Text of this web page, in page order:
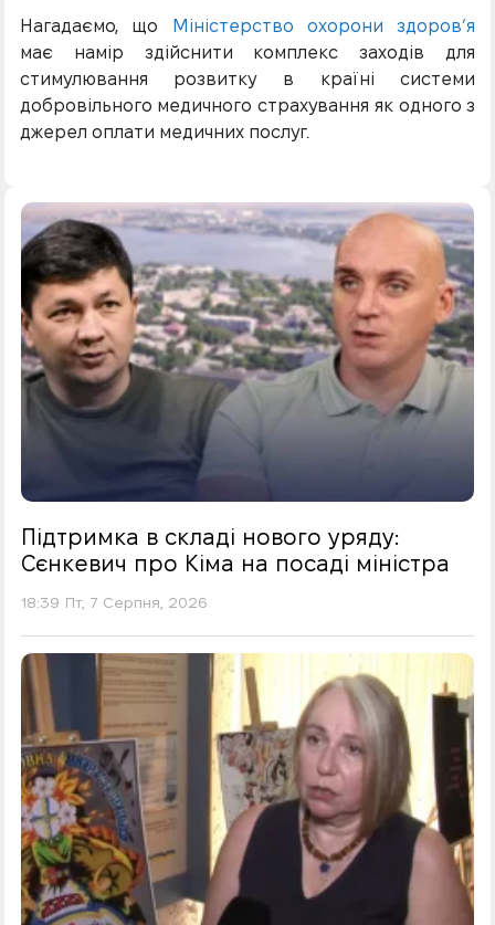
Нагадаємо, що Міністерство охорони здоров’я
має намір здійснити комплекс заходів для
стимулювання розвитку в країні системи
добровільного медичного страхування як одного з
джерел оплати медичних послуг.
Підтримка в складі нового уряду:
Сєнкевич про Кіма на посаді міністра
18:39 Пт, 7 Серпня, 2026